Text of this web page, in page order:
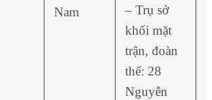
Nam
– Trụ sở
khối mặt
trận, đoàn
thể: 28
Nguyễn